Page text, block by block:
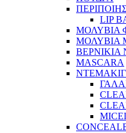
LIP
ΜΟΛΥΒΙΑ
ΜΟΛΥΒΙΑ
ΒΕΡΝΙΚΙΑ
MASCARA